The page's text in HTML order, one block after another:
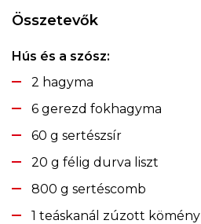
Összetevők
Hús és a szósz:
2 hagyma
6 gerezd fokhagyma
60 g sertészsír
20 g félig durva liszt
800 g sertéscomb
1 teáskanál zúzott kömény